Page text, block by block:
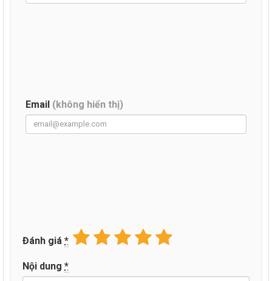
Email (không hiển thị)
Đánh giá *
Nội dung *